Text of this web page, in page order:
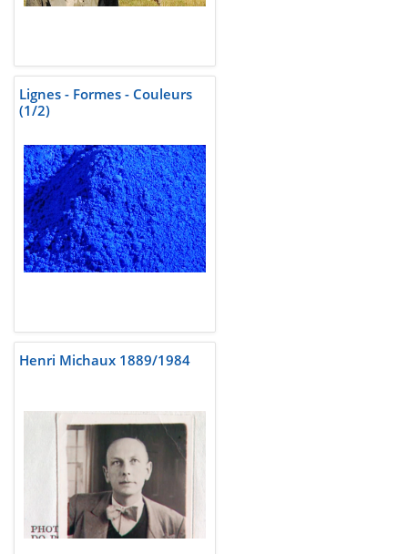
Lignes - Formes - Couleurs
(1/2)
Henri Michaux 1889/1984